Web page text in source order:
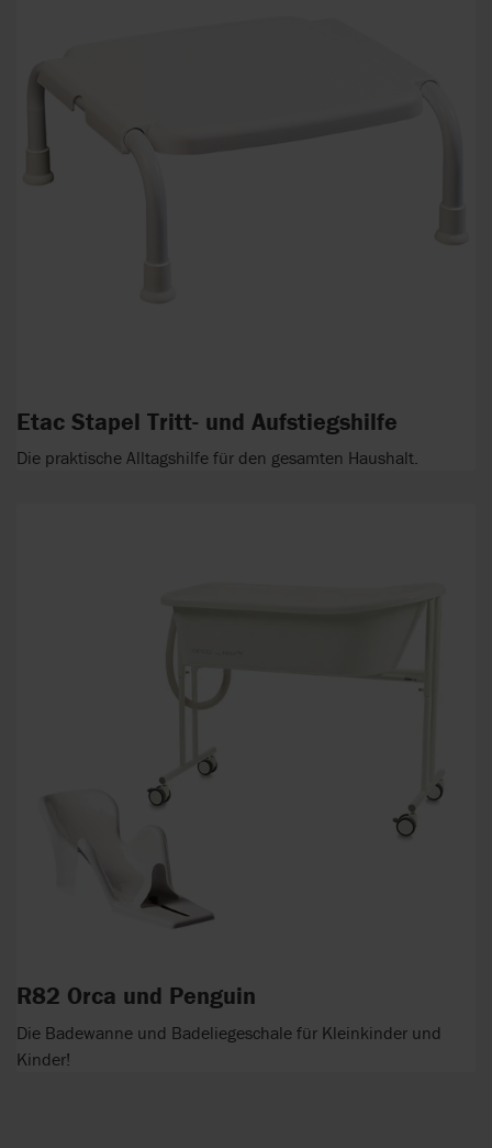
Etac Stapel Tritt- und Aufstiegshilfe
Die praktische Alltagshilfe für den gesamten Haushalt.
R82 Orca und Penguin
Die Badewanne und Badeliegeschale für Kleinkinder und
Kinder!